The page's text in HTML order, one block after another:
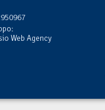
Web Agency